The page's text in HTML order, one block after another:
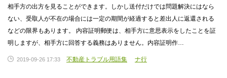
相手方の出方を見ることができます。しかし送付だけでは問題解決にはなら
ない、受取人が不在の場合には一定の期間が経過すると差出人に返還される
などの限界もあります。 内容証明郵便は、相手方に意思表示をしたことを証
明しますが、相手方に回答する義務はありません。内容証明作…
2019-09-26 17:33 不動産トラブル用語集 ナ行